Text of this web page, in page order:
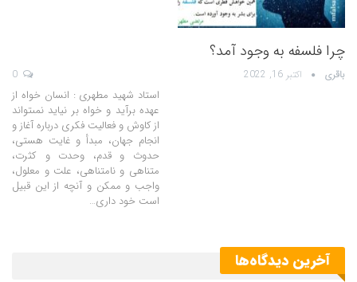
چرا فلسفه به وجود آمد؟
باقری اکتبر 16, 2022
استاد شهید مطهری : انسان خواه از
عهده برآيد و خواه بر نيايد نمى‏تواند
از کاوش و فعالیت‏ فكرى درباره آغاز و
انجام جهان، مبدأ و غايت هستى،
حدوث و قدم، وحدت و كثرت،
متناهى و نامتناهى، علت و معلول،
واجب و ممكن و آنچه از اين قبيل
است خود دارى…
آخرین دیدگاه‌ها